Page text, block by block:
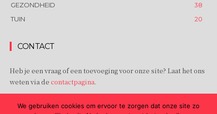
GEZONDHEID
38
TUIN
20
CONTACT
Heb je een vraag of een toevoeging voor onze site? Laat het ons
weten via de contactpagina.
Barbabbel.nl | © 2021 | All rights reserved.cursus Frans in
We gebruiken cookies om ervoor te zorgen dat onze site zo